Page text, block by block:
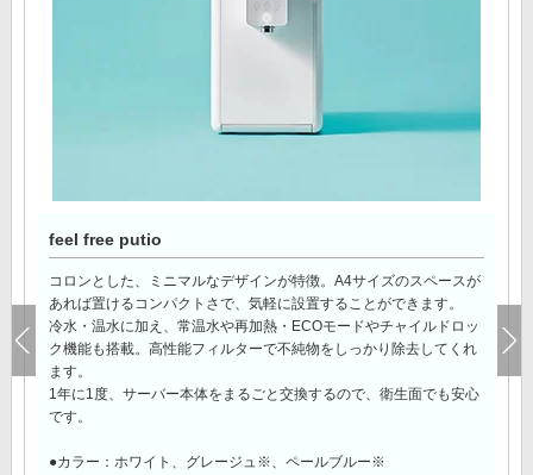
feel free putio
コロンとした、ミニマルなデザインが特徴。A4サイズのスペースが
あれば置けるコンパクトさで、気軽に設置することができます。
冷水・温水に加え、常温水や再加熱・ECOモードやチャイルドロッ
ク機能も搭載。高性能フィルターで不純物をしっかり除去してくれ
ます。
1年に1度、サーバー本体をまるごと交換するので、衛生面でも安心
です。
●カラー：ホワイト、グレージュ※、ペールブルー※